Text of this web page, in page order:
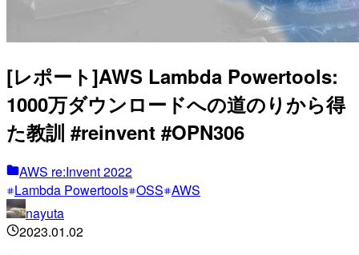
[レポート]AWS Lambda Powertools:
1000万ダウンロードへの道のりから得
た教訓 #reinvent #OPN306
AWS re:Invent 2022
Lambda Powertools OSS AWS
nayuta
2023.01.02